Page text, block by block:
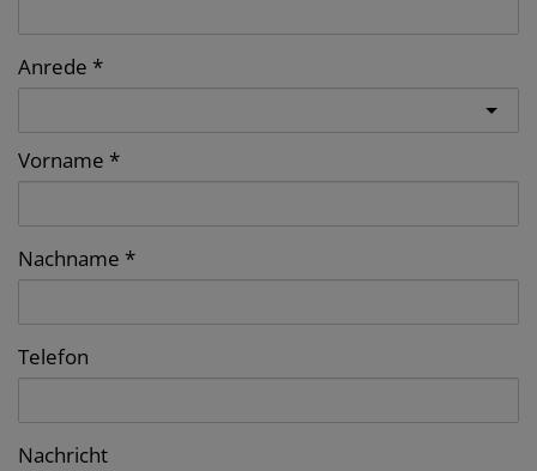
Anrede
Vorname
Nachname
Telefon
Nachricht